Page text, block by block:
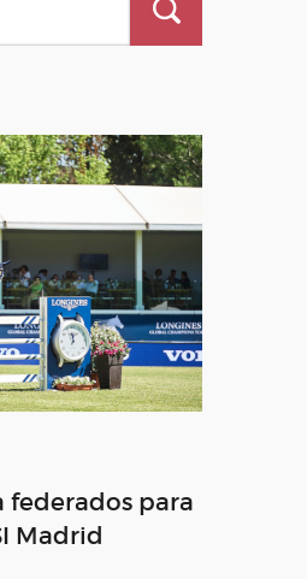
federados para
Madrid